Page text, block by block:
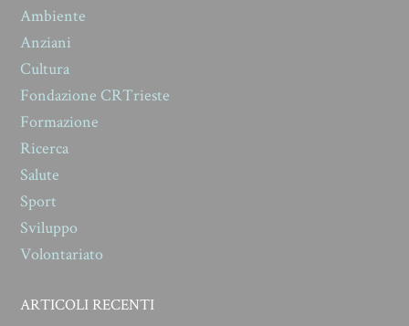
Ambiente
Anziani
Cultura
Fondazione CRTrieste
Formazione
Ricerca
Salute
Sport
Sviluppo
Volontariato
ARTICOLI RECENTI